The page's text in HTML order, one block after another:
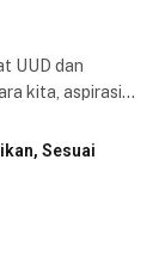
UUD dan
kita, aspirasi…
Sesuai